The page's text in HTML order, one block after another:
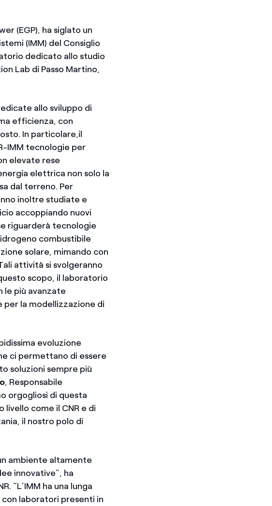
(EGP), ha siglato un
(IMM) del Consiglio
dedicato allo studio
Lab di Passo Martino,
allo sviluppo di
efficienza, con
In particolare,il
IMM tecnologie per
elevate rese
elettrica non solo la
dal terreno. Per
inoltre studiate e
accoppiando nuovi
riguarderà tecnologie
combustibile
solare, mimando con
attività si svolgeranno
scopo, il laboratorio
le più avanzate
la modellizzazione di
evoluzione
ci permettano di essere
soluzioni sempre più
, Responsabile
orgogliosi di questa
come il CNR e di
il nostro polo di
ambiente altamente
innovative”, ha
“L’IMM ha una lunga
laboratori presenti in